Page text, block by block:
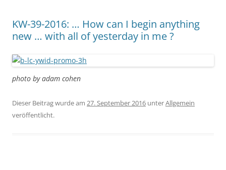
KW-39-2016: … How can I begin anything
new … with all of yesterday in me ?
photo by adam cohen
Dieser Beitrag wurde am 27. September 2016 unterAllgemein
veröffentlicht.